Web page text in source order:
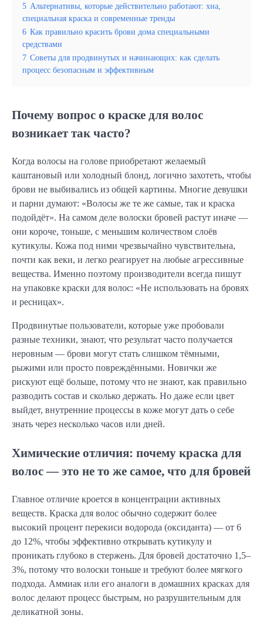
5 Альтернативы, которые действительно работают: хна,
специальная краска и современные тренды
6 Как правильно красить брови дома специальными
средствами
7 Советы для продвинутых и начинающих: как сделать
процесс безопасным и эффективным
Почему вопрос о краске для волос
возникает так часто?
Когда волосы на голове приобретают желаемый
каштановый или холодный блонд, логично захотеть, чтобы
брови не выбивались из общей картины. Многие девушки
и парни думают: «Волосы же те же самые, так и краска
подойдёт». На самом деле волоски бровей растут иначе —
они короче, тоньше, с меньшим количеством слоёв
кутикулы. Кожа под ними чрезвычайно чувствительна,
почти как веки, и легко реагирует на любые агрессивные
вещества. Именно поэтому производители всегда пишут
на упаковке краски для волос: «Не использовать на бровях
и ресницах».
Продвинутые пользователи, которые уже пробовали
разные техники, знают, что результат часто получается
неровным — брови могут стать слишком тёмными,
рыжими или просто повреждёнными. Новички же
рискуют ещё больше, потому что не знают, как правильно
разводить состав и сколько держать. Но даже если цвет
выйдет, внутренние процессы в коже могут дать о себе
знать через несколько часов или дней.
Химические отличия: почему краска для
волос — это не то же самое, что для бровей
Главное отличие кроется в концентрации активных
веществ. Краска для волос обычно содержит более
высокий процент перекиси водорода (оксиданта) — от 6
до 12%, чтобы эффективно открывать кутикулу и
проникать глубоко в стержень. Для бровей достаточно 1,5–
3%, потому что волоски тоньше и требуют более мягкого
подхода. Аммиак или его аналоги в домашних красках для
волос делают процесс быстрым, но разрушительным для
деликатной зоны.